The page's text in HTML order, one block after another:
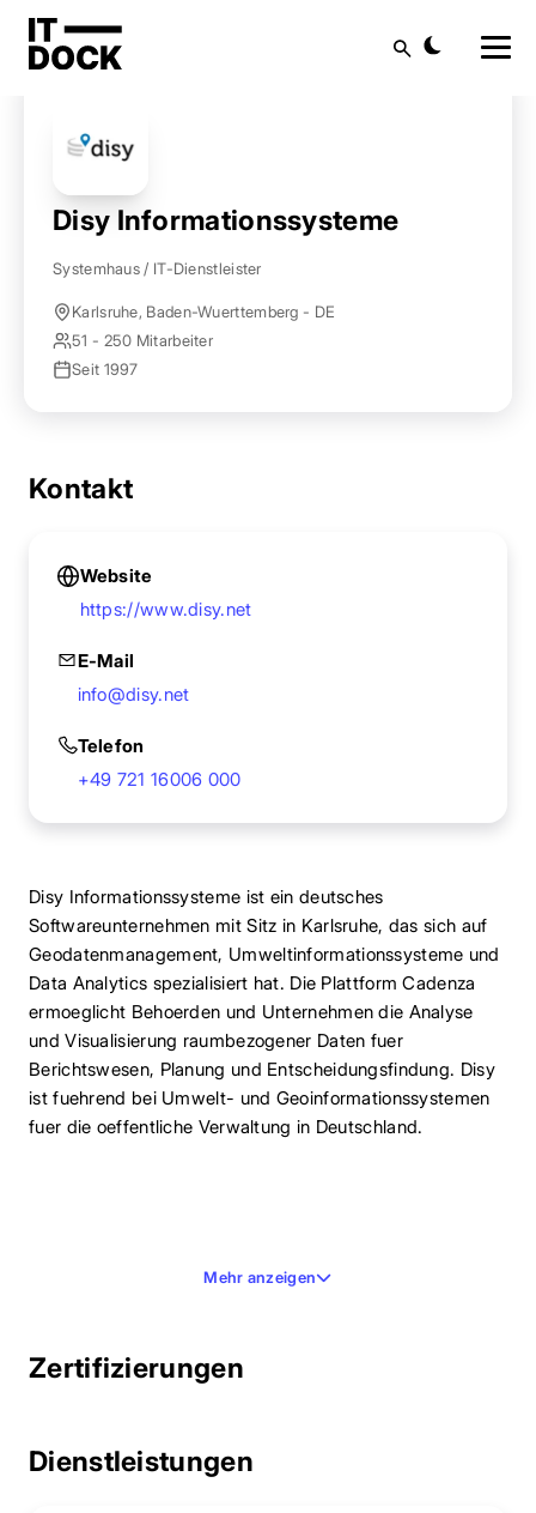
Startseite Anbieter finden Disy Informationssysteme
Disy Informationssysteme
Systemhaus / IT-Dienstleister
Karlsruhe, Baden-Wuerttemberg - DE
51 - 250 Mitarbeiter
Seit 1997
Kontakt
Website
https://www.disy.net
E-Mail
info@disy.net
Telefon
+49 721 16006 000
Disy Informationssysteme ist ein deutsches
Softwareunternehmen mit Sitz in Karlsruhe, das sich auf
Geodatenmanagement, Umweltinformationssysteme und
Data Analytics spezialisiert hat. Die Plattform Cadenza
ermoeglicht Behoerden und Unternehmen die Analyse
und Visualisierung raumbezogener Daten fuer
Berichtswesen, Planung und Entscheidungsfindung. Disy
ist fuehrend bei Umwelt- und Geoinformationssystemen
fuer die oeffentliche Verwaltung in Deutschland.
Mehr anzeigen
Zertifizierungen
Dienstleistungen